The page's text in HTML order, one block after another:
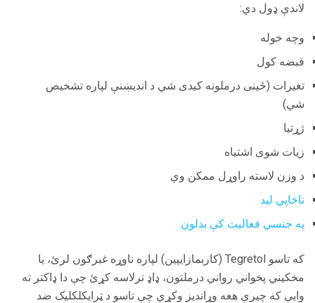
لاندې ډول دي:
وچه خوله
قبضه کول
تغیرات (ځینی درملونه کیدی شي د اندیښنې لپاره تشخیص
شي)
ژړتیا
زیات شوی اشتیاه
د وزن لاسته راوړل ممکن وي
ناڅاپي لید
په جنسي فعالیت کې بدلون
که تاسو Tegretol (کاربمازایپین) لپاره ناوړه غبرګون لرئ، یا
مخکیني پخواني رواني درملتون، ډاډ ترلاسه کړئ چې دا ډاکتر ته
وایې که چیرې هغه وړاندیز وکړي چې تاسو د ټرایکلکلیک ضد